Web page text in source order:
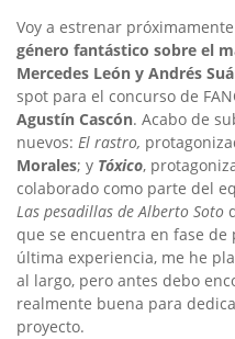
Voy a estrenar próximamente
género fantástico sobre el
Mercedes León y Andrés
spot para el concurso de
Agustín Cascón. Acabo de
nuevos: El rastro,
Morales; y Tóxico,
colaborado como parte del
Las pesadillas de Alberto Soto
que se encuentra en fase
última experiencia, me he
al largo, pero antes debo
realmente buena para
proyecto.